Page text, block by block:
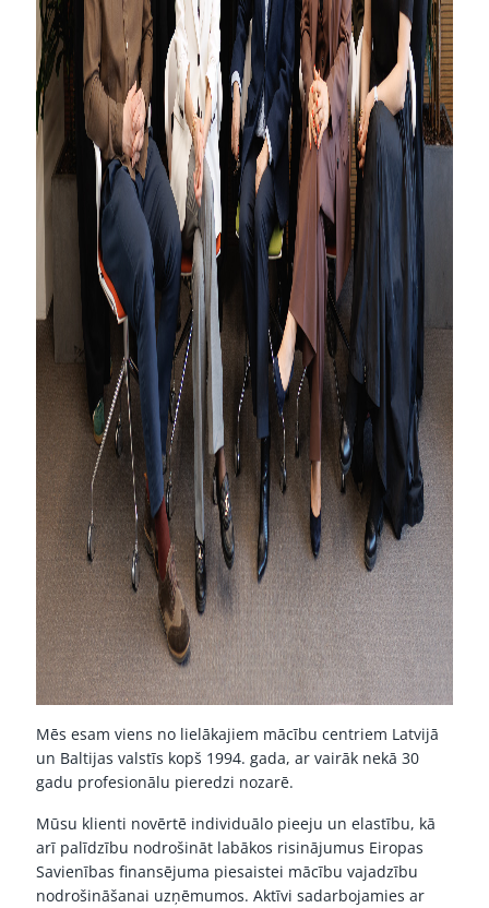
Mēs esam viens no lielākajiem mācību centriem Latvijā
un Baltijas valstīs kopš 1994. gada, ar vairāk nekā 30
gadu profesionālu pieredzi nozarē.
Mūsu klienti novērtē individuālo pieeju un elastību, kā
arī palīdzību nodrošināt labākos risinājumus Eiropas
Savienības finansējuma piesaistei mācību vajadzību
nodrošināšanai uzņēmumos. Aktīvi sadarbojamies ar